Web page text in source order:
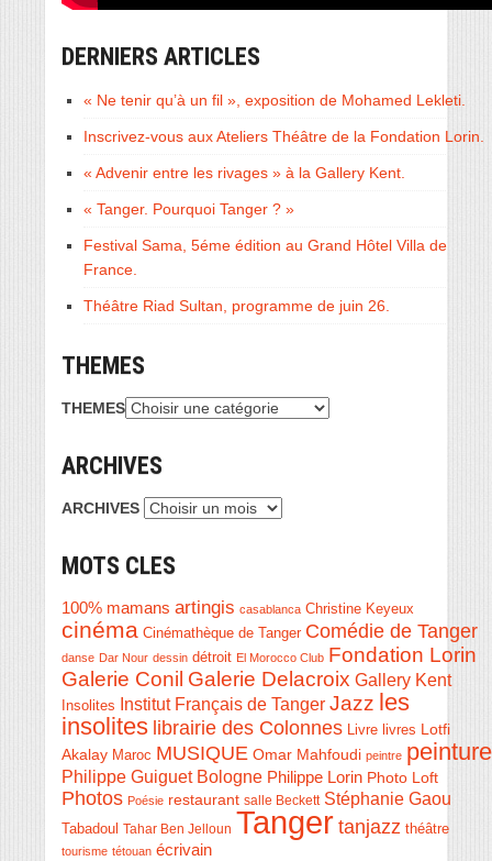
DERNIERS ARTICLES
« Ne tenir qu’à un fil », exposition de Mohamed Lekleti.
Inscrivez-vous aux Ateliers Théâtre de la Fondation Lorin.
« Advenir entre les rivages » à la Gallery Kent.
« Tanger. Pourquoi Tanger ? »
Festival Sama, 5éme édition au Grand Hôtel Villa de
France.
Théâtre Riad Sultan, programme de juin 26.
THEMES
THEMES
ARCHIVES
ARCHIVES
MOTS CLES
100% mamans artingis casablanca Christine Keyeux
cinéma Cinémathèque de Tanger Comédie de Tanger
danse Dar Nour dessin détroit El Morocco Club Fondation Lorin
Galerie Conil Galerie Delacroix Gallery Kent
Insolites Institut Français de Tanger Jazz les
insolites librairie des Colonnes Livre livres Lotfi
Akalay Maroc MUSIQUE Omar Mahfoudi peintre peinture
Philippe Guiguet Bologne Philippe Lorin Photo Loft
Photos Poésie restaurant salle Beckett Stéphanie Gaou
Tabadoul Tahar Ben Jelloun Tanger tanjazz théâtre
tourisme tétouan écrivain